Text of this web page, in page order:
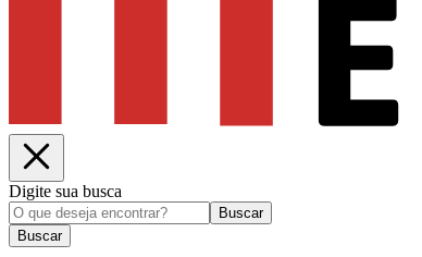
Digite sua busca
Buscar
Buscar